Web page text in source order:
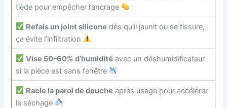
tiède pour empêcher l’ancrage
Refais un joint silicone dès qu’il jaunit ou se fissure,
ça évite l’infiltration
Vise 50–60% d’humidité avec un déshumidificateur
si la pièce est sans fenêtre
Racle la paroi de douche après usage pour accélérer
le séchage